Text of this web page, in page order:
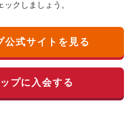
クしましょう。
公式サイトを見る
プに入会する